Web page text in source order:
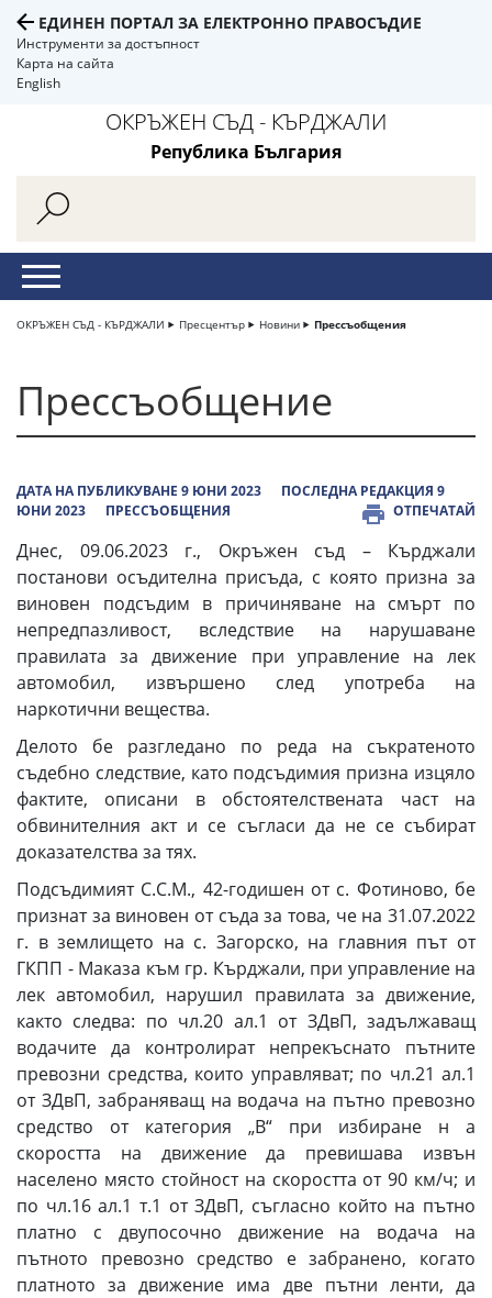
ЕДИНЕН ПОРТАЛ ЗА ЕЛЕКТРОННО ПРАВОСЪДИЕ
Инструменти за достъпност
Карта на сайта
English
ОКРЪЖЕН СЪД - КЪРДЖАЛИ
Република България
ОКРЪЖЕН СЪД - КЪРДЖАЛИ Пресцентър Новини Прессъобщения
Прессъобщение
ДАТА НА ПУБЛИКУВАНЕ 9 ЮНИ 2023
ПОСЛЕДНА РЕДАКЦИЯ 9
ЮНИ 2023
ПРЕССЪОБЩЕНИЯ ОТПЕЧАТАЙ
Днес, 09.06.2023 г., Окръжен съд – Кърджали
постанови осъдителна присъда, с която призна за
виновен подсъдим в причиняване на смърт по
непредпазливост, вследствие на нарушаване
правилата за движение при управление на лек
автомобил, извършено след употреба на
наркотични вещества.
Делото бе разгледано по реда на съкратеното
съдебно следствие, като подсъдимия призна изцяло
фактите, описани в обстоятелствената част на
обвинителния акт и се съгласи да не се събират
доказателства за тях.
Подсъдимият С.С.М., 42-годишен от с. Фотиново, бе
признат за виновен от съда за това, че на 31.07.2022
г. в землището на с. Загорско, на главния път от
ГКПП - Маказа към гр. Кърджали, при управление на
лек автомобил, нарушил правилата за движение,
както следва: по чл.20 ал.1 от ЗДвП, задължаващ
водачите да контролират непрекъснато пътните
превозни средства, които управляват; по чл.21 ал.1
от ЗДвП, забраняващ на водача на пътно превозно
средство от категория „В“ при избиране н а
скоростта на движение да превишава извън
населено място стойност на скоростта от 90 км/ч; и
по чл.16 ал.1 т.1 от ЗДвП, съгласно който на пътно
платно с двупосочно движение на водача на
пътното превозно средство е забранено, когато
платното за движение има две пътни ленти, да